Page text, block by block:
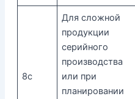
8с
Для сложной
продукции
серийного
производства
или при
планировании